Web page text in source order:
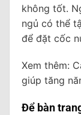
không tốt.
ngủ có thể
để đặt cốc
Xem thêm:
giúp tăng
Để bàn